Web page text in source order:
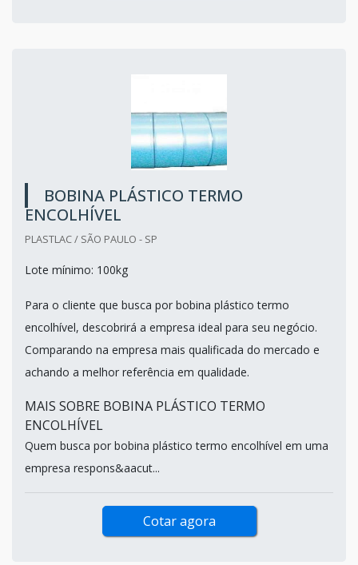
BOBINA PLÁSTICO TERMO
ENCOLHÍVEL
PLASTLAC / SÃO PAULO - SP
Lote mínimo: 100kg
Para o cliente que busca por bobina plástico termo
encolhível, descobrirá a empresa ideal para seu negócio.
Comparando na empresa mais qualificada do mercado e
achando a melhor referência em qualidade.
MAIS SOBRE BOBINA PLÁSTICO TERMO
ENCOLHÍVEL
Quem busca por bobina plástico termo encolhível em uma
empresa respons&aacut...
Cotar agora